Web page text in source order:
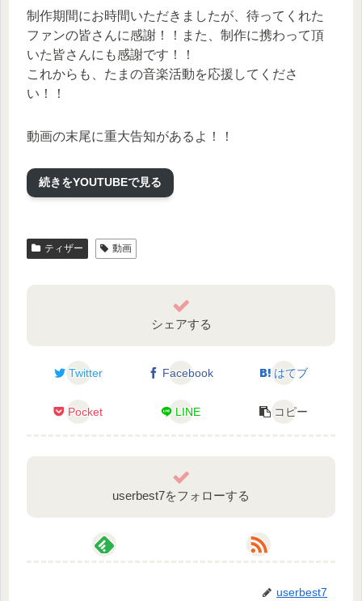
制作期間にお時間いただきましたが、待ってくれた
ファンの皆さんに感謝！！また、制作に携わって頂
いた皆さんにも感謝です！！
これからも、たまの音楽活動を応援してくださ
い！！
動画の末尾に重大告知があるよ！！
※音源は制作中のもので完成版とは異なります。
♡o｡+..:*♡o｡+..:*♡o｡+..:*♡o｡+..:*♡o｡+..:*..:*♡o｡
作詞 / 作曲 / 編曲 / 演奏 /MIX : 難波 研 (aim music)
Youtube:https://www.youtube.com/channel/UCjNoG_s
Twitter:https://twitter.com/spica_mV
Youtube:https://www.youtube.com/channel/UCT8i8iD
WmhVPqMf-6-fB8cg
♡o｡+..:*♡o｡+..:*♡o｡+..:*♡o｡+..:*♡o｡+..:*..:*♡o｡
続きをYOUTUBEで見る
ティザー 動画
シェアする
Twitter Facebook はてブ
Pocket LINE コピー
userbest7をフォローする
userbest7